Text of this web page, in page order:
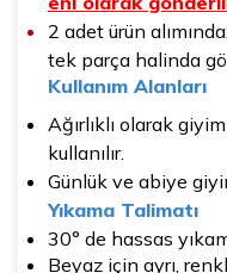
2 adet ürün
tek parça halinda
Kullanım Alanları
Ağırlıklı olarak
kullanılır.
Günlük ve abiye
Yıkama Talimatı
30° de hassas
Beyaz için ayrı,